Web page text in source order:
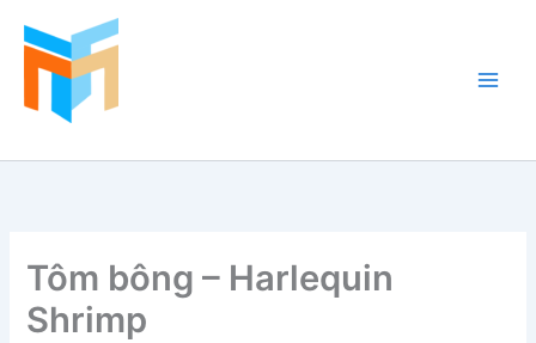
Tôm bông – Harlequin
Shrimp